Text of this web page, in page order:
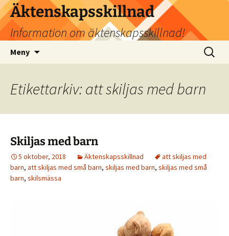
Hoppa
till
innehåll
Äktenskapsskillnad
Information om äktenskapsskillnad!
Meny
Sök
efter:
Etikettarkiv: att skiljas med barn
Skiljas med barn
5 oktober, 2018 Äktenskapsskillnad
att skiljas med
barn, att skiljas med små barn, skiljas med barn, skiljas med små
barn, skilsmässa